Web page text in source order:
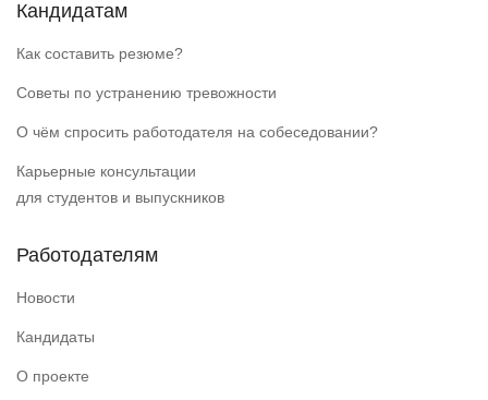
Кандидатам
Как составить резюме?
Советы по устранению тревожности
О чём спросить работодателя на собеседовании?
Карьерные консультации
для студентов и выпускников
Работодателям
Новости
Кандидаты
О проекте